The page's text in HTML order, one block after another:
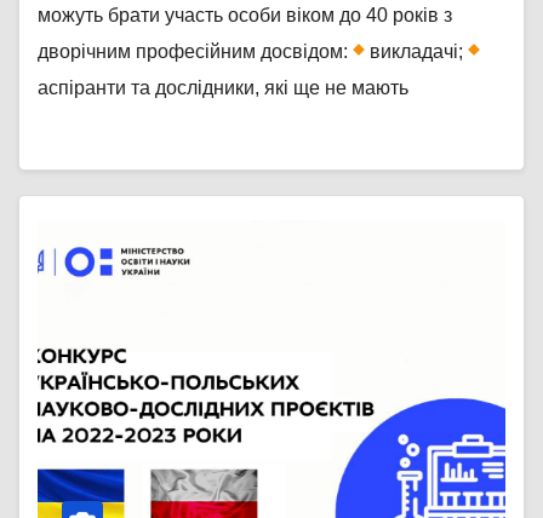
можуть брати участь особи віком до 40 років з
дворічним професійним досвідом:
викладачі;
аспіранти та дослідники, які ще не мають